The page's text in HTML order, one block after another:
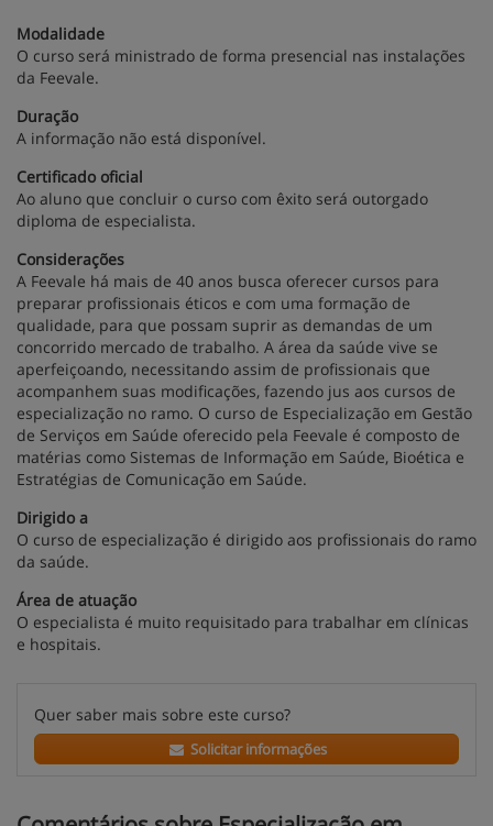
Modalidade
O curso será ministrado de forma presencial nas instalações
da Feevale.
Duração
A informação não está disponível.
Certificado oficial
Ao aluno que concluir o curso com êxito será outorgado
diploma de especialista.
Considerações
A Feevale há mais de 40 anos busca oferecer cursos para
preparar profissionais éticos e com uma formação de
qualidade, para que possam suprir as demandas de um
concorrido mercado de trabalho. A área da saúde vive se
aperfeiçoando, necessitando assim de profissionais que
acompanhem suas modificações, fazendo jus aos cursos de
especialização no ramo. O curso de Especialização em Gestão
de Serviços em Saúde oferecido pela Feevale é composto de
matérias como Sistemas de Informação em Saúde, Bioética e
Estratégias de Comunicação em Saúde.
Dirigido a
O curso de especialização é dirigido aos profissionais do ramo
da saúde.
Área de atuação
O especialista é muito requisitado para trabalhar em clínicas
e hospitais.
Quer saber mais sobre este curso?
Solicitar informações